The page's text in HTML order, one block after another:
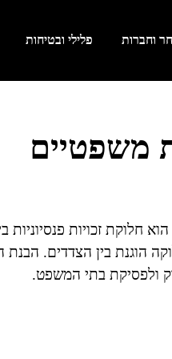
וחברות פלילי ובטיחות
משפטיים
זכויות פנסיוניות
הוגנת בין הצדדים. הבנת
ולפסיקת בתי המשפט.